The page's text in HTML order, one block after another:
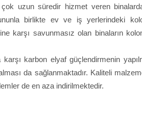
uzun süredir hizmet veren
birlikte ev ve iş yerlerindeki
karşı savunmasız olan binaların
karbon elyaf güçlendirmenin
da sağlanmaktadır. Kaliteli
de en aza indirilmektedir.